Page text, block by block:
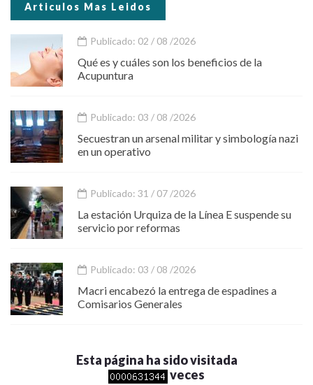
Articulos Mas Leidos
Publicado: 02 / 08 /2026
Qué es y cuáles son los beneficios de la
Acupuntura
Publicado: 03 / 08 /2026
Secuestran un arsenal militar y simbología nazi
en un operativo
Publicado: 31 / 07 /2026
La estación Urquiza de la Línea E suspende su
servicio por reformas
Publicado: 03 / 08 /2026
Macri encabezó la entrega de espadines a
Comisarios Generales
Esta página ha sido visitada
veces